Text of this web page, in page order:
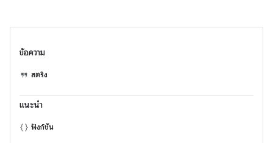
ข้อความ
สตริง
แนะนำ
ฟังก์ชัน